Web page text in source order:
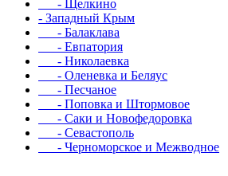
- Щелкино
- Западный Крым
- Балаклава
- Евпатория
- Николаевка
- Оленевка и Беляус
- Песчаное
- Поповка и Штормовое
- Саки и Новофедоровка
- Севастополь
- Черноморское и Межводное